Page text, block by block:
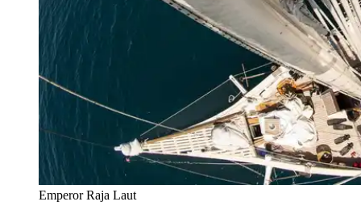
Emperor Raja Laut